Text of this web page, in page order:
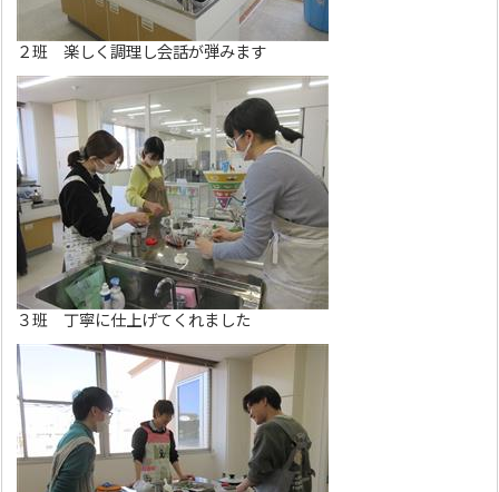
２班 楽しく調理し会話が弾みます
３班 丁寧に仕上げてくれました